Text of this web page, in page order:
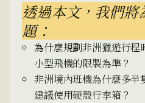
透過本文，我們將
題：
為什麼規劃非洲獵遊行程
小型飛機的限製為準？
非洲境內班機為什麼多半
建議使用硬殼行李箱？